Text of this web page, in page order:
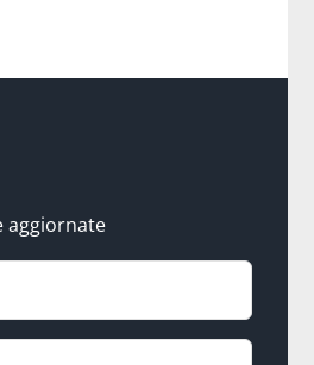
aggiornate